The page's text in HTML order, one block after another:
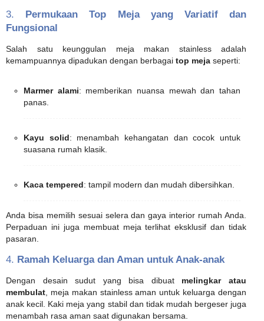
3. Permukaan Top Meja yang Variatif dan
Fungsional
Salah satu keunggulan meja makan stainless adalah
kemampuannya dipadukan dengan berbagai top meja seperti:
Marmer alami: memberikan nuansa mewah dan tahan
panas.
Kayu solid: menambah kehangatan dan cocok untuk
suasana rumah klasik.
Kaca tempered: tampil modern dan mudah dibersihkan.
Anda bisa memilih sesuai selera dan gaya interior rumah Anda.
Perpaduan ini juga membuat meja terlihat eksklusif dan tidak
pasaran.
4. Ramah Keluarga dan Aman untuk Anak-anak
Dengan desain sudut yang bisa dibuat melingkar atau
membulat , meja makan stainless aman untuk keluarga dengan
anak kecil. Kaki meja yang stabil dan tidak mudah bergeser juga
menambah rasa aman saat digunakan bersama.